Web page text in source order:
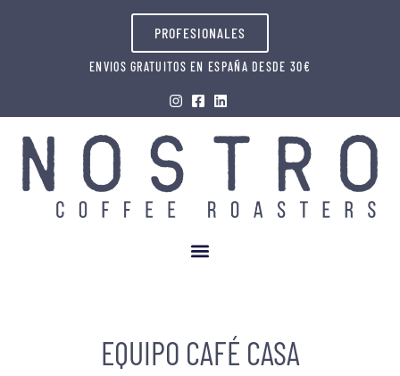
PROFESIONALES
ENVIOS GRATUITOS EN ESPAÑA DESDE 30€
EQUIPO CAFÉ CASA